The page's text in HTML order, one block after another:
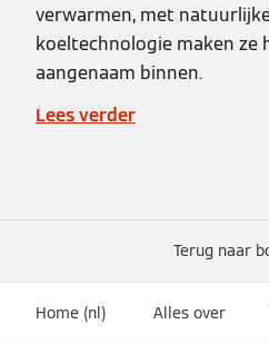
verwarmen, met
koeltechnologie maken ze
aangenaam binnen.
Lees verder
Terug naar
Home (nl) Alles over